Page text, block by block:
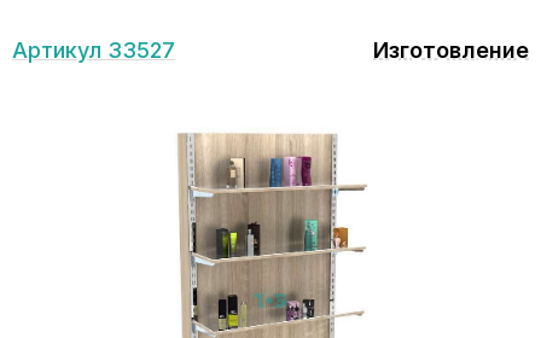
Артикул 33527 Изготовление